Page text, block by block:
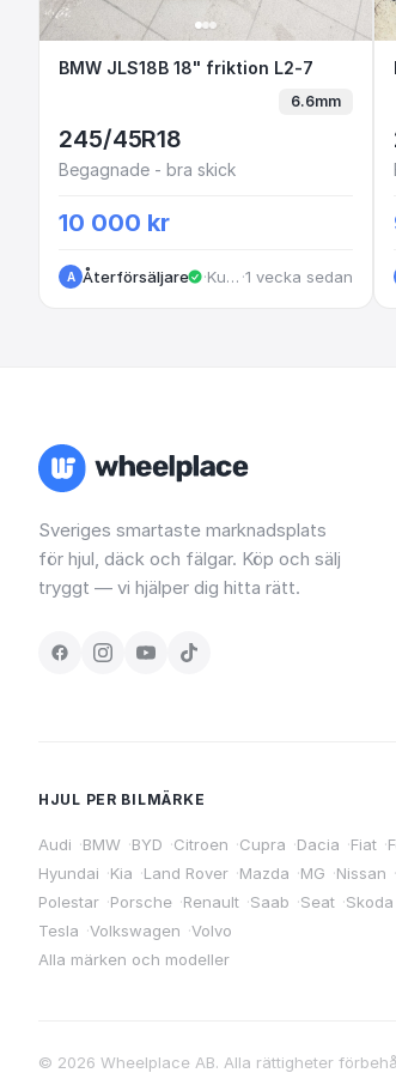
BMW JLS18B 18" friktion
BMW JLS18B 18" friktion L2-7
6.6mm
245/45R18
Begagnade - bra skick
10 000 kr
A Återförsäljare · Kungälv ·1 vecka sedan
Sveriges smartaste marknadsplats
för hjul, däck och fälgar. Köp och sälj
tryggt — vi hjälper dig hitta rätt.
HJUL PER BILMÄRKE
Audi ·BMW ·BYD ·Citroen ·Cupra ·Dacia ·Fiat ·
Hyundai ·Kia ·Land Rover ·Mazda ·MG ·Nissan ·
Polestar ·Porsche ·Renault ·Saab ·Seat ·Skoda
Tesla ·Volkswagen ·Volvo
Alla märken och modeller
© 2026 Wheelplace AB. Alla rättigheter